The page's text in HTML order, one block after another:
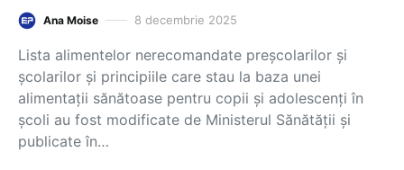
Ana Moise 8 decembrie 2025
Lista alimentelor nerecomandate preșcolarilor și
școlarilor și principiile care stau la baza unei
alimentații sănătoase pentru copii și adolescenți în
școli au fost modificate de Ministerul Sănătății și
publicate în…